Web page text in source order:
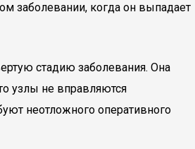
заболевании, когда он выпадает
стадию заболевания. Она
узлы не вправляются
неотложного оперативного